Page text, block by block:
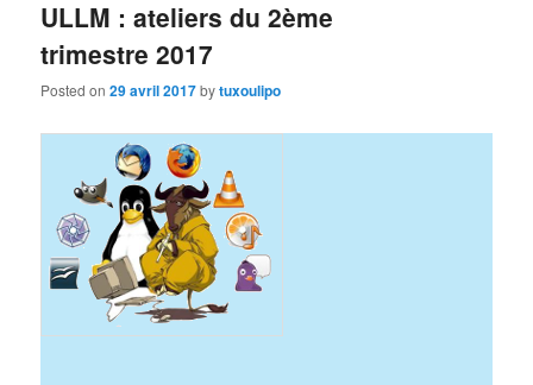
ULLM : ateliers du 2ème
trimestre 2017
Posted on29 avril 2017bytuxoulipo